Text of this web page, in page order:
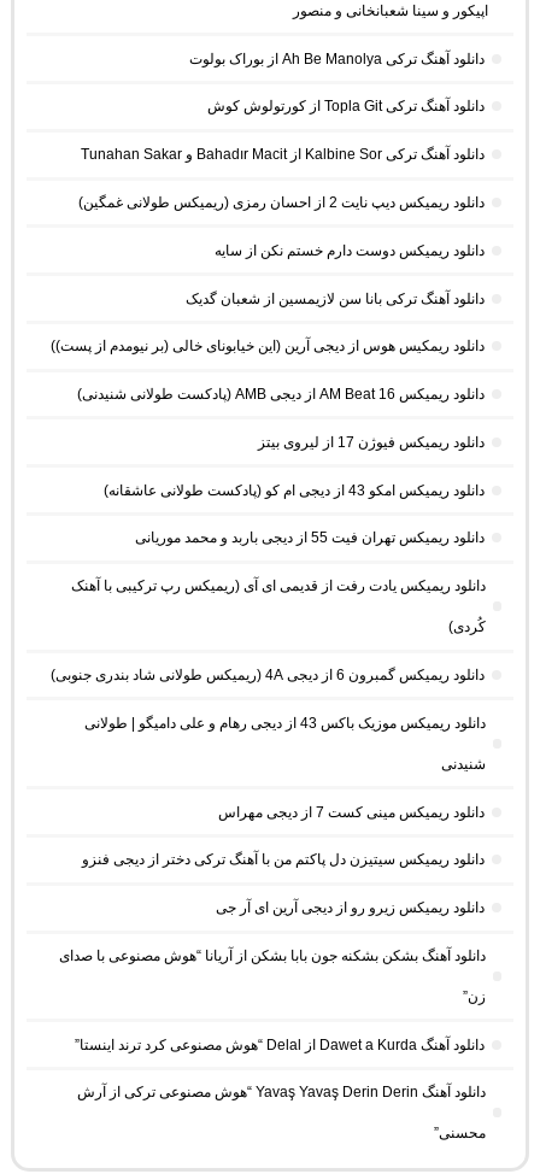
اپیکور و سینا شعبانخانی و منصور
دانلود آهنگ ترکی Ah Be Manolya از بوراک بولوت
دانلود آهنگ ترکی Topla Git از کورتولوش کوش
دانلود آهنگ ترکی Kalbine Sor از Bahadır Macit و Tunahan Sakar
دانلود ریمیکس دیپ نایت 2 از احسان رمزی (ریمیکس طولانی غمگین)
دانلود ریمیکس دوست دارم خستم نکن از سایه
دانلود آهنگ ترکی بانا سن لازیمسین از شعبان گدیک
دانلود ریمکیس هوس از دیجی آرین (این خیابونای خالی (بر نیومدم از پست))
دانلود ریمیکس AM Beat 16 از دیجی AMB (پادکست طولانی شنیدنی)
دانلود ریمیکس فیوژن 17 از لیروی بیتز
دانلود ریمیکس امکو 43 از دیجی ام کو (پادکست طولانی عاشقانه)
دانلود ریمیکس تهران فیت 55 از دیجی باربد و محمد موریانی
دانلود ریمیکس یادت رفت از قدیمی ای آی (ریمیکس رپ ترکیبی با آهنک
کُردی)
دانلود ریمیکس گمبرون 6 از دیجی 4A (ریمیکس طولانی شاد بندری جنوبی)
دانلود ریمیکس موزیک باکس 43 از دیجی رهام و علی دامیگو | طولانی
شنیدنی
دانلود ریمیکس مینی کست 7 از دیجی مهراس
دانلود ریمیکس سیتیزن دل پاکتم من با آهنگ ترکی دختر از دیجی فنزو
دانلود ریمیکس زیرو رو از دیجی آرین ای آر جی
دانلود آهنگ بشکن بشکنه جون بابا بشکن از آریانا “هوش مصنوعی با صدای
زن”
دانلود آهنگ Dawet a Kurda از Delal “هوش مصنوعی کرد ترند اینستا”
دانلود آهنگ Yavaş Yavaş Derin Derin “هوش مصنوعی ترکی از آرش
محسنی”